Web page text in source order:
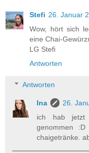
Stefi 26. Januar
Wow, hört sich
eine Chai-
LG Stefi
Antworten
Antworten
Ina
26.
ich hab jetzt
genommen
chaigetränke.